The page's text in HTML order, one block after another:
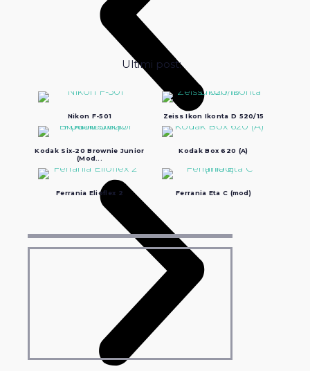
Ultimi post:
Nikon F-501 Zeiss Ikon Ikonta D 520/15
Kodak Six-20 Brownie Junior
(Mod...
Kodak Box 620 (A)
Ferrania Elioflex 2 Ferrania Eta C (mod)